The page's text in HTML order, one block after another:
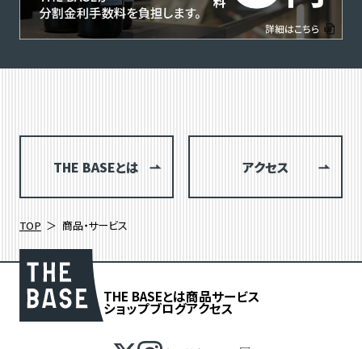
THE BASEとは アクセス
TOP 商品・サービス
THE BASEとは商品サービス
ショップブログアクセス